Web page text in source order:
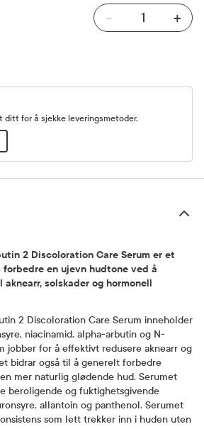
- +
ditt for å sjekke leveringsmetoder.
2 Discoloration Care Serum er et
en ujevn hudtone ved å
solskader og hormonell
2 Discoloration Care Serum inneholder
niacinamid, alpha-arbutin og N-
jobber for å effektivt redusere aknearr og
bidrar også til å generelt forbedre
mer naturlig glødende hud. Serumet
beroligende og fuktighetsgivende
allantoin og panthenol. Serumet
som lett trekker inn i huden uten